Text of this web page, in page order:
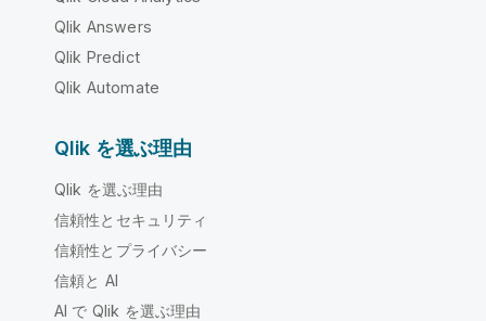
Qlik Answers
Qlik Predict
Qlik Automate
Qlik を選ぶ理由
Qlik を選ぶ理由
信頼性とセキュリティ
信頼性とプライバシー
信頼と AI
AI で Qlik を選ぶ理由